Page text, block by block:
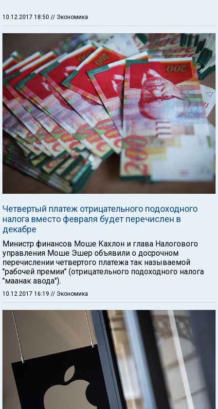
10.12.2017 18:50 // Экономика
Четвертый платеж отрицательного подоходного
налога вместо февраля будет перечислен в
декабре
Министр финансов Моше Кахлон и глава Налогового
управления Моше Эшер объявили о досрочном
перечислении четвертого платежа так называемой
"рабочей премии" (отрицательного подоходного налога
"маанак авода").
10.12.2017 16:19 // Экономика